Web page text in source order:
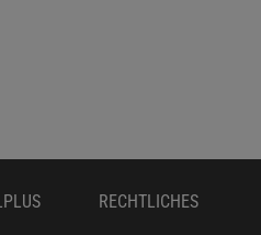
RECHTLICHES